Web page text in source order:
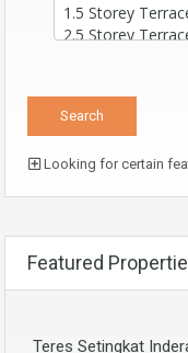
Looking for certain
Featured
Teres Setingkat